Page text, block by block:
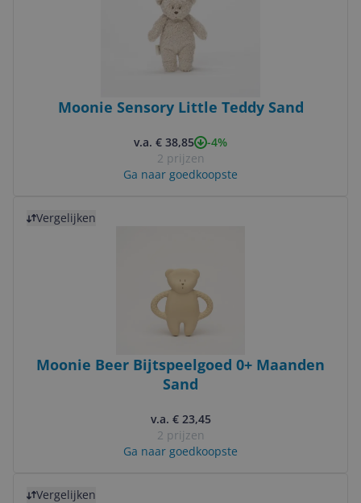
Moonie Sensory Little Teddy Sand
v.a. € 38,85
-4%
2 prijzen
Ga naar goedkoopste
Vergelijken
Moonie Beer Bijtspeelgoed 0+ Maanden
Sand
v.a. € 23,45
2 prijzen
Ga naar goedkoopste
Vergelijken